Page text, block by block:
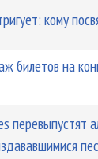
кому
билетов на
перевыпустят